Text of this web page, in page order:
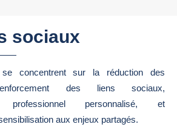
sociaux
se concentrent sur la réduction des
des liens sociaux,
professionnel personnalisé, et
aux enjeux partagés.